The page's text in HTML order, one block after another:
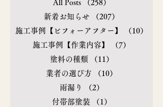
All Posts （258）
新着お知らせ
（207）
施工事例【ビフォーアフター】
（10）
施工事例【作業内容】
（7）
塗料の種類
（11）
業者の選び方
（10）
雨漏り
（2）
付帯部塗装
（1）